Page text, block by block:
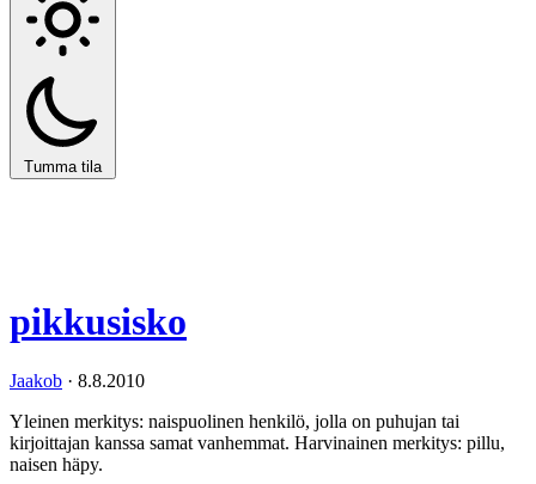
Tumma tila
pikkusisko
Jaakob · 8.8.2010
Yleinen merkitys: naispuolinen henkilö, jolla on puhujan tai
kirjoittajan kanssa samat vanhemmat. Harvinainen merkitys: pillu,
naisen häpy.